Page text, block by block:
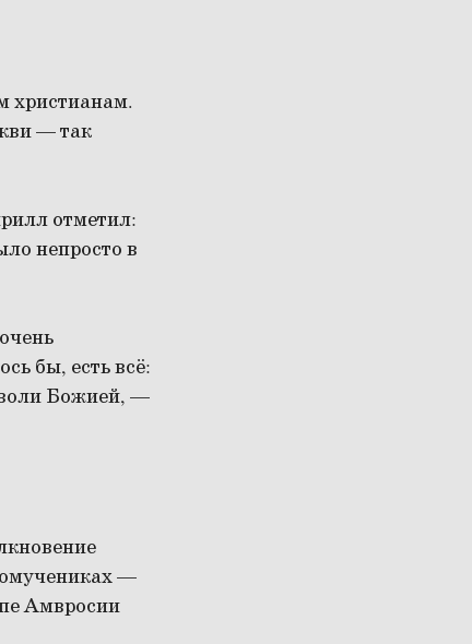
христианам.
— так
отметил:
непросто в
бы, есть всё:
воли Божией, —
—
Амвросии